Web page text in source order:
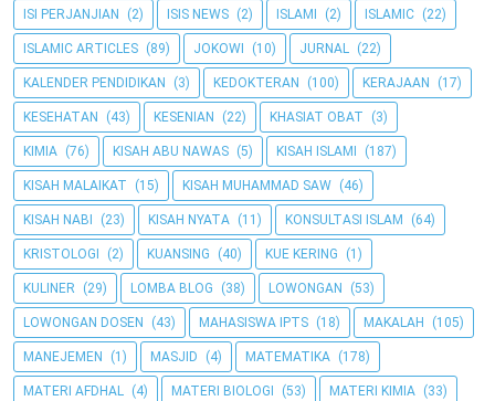
ISI PERJANJIAN (2) ISIS NEWS (2) ISLAMI (2) ISLAMIC (22)
ISLAMIC ARTICLES (89) JOKOWI (10) JURNAL (22)
KALENDER PENDIDIKAN (3) KEDOKTERAN (100) KERAJAAN (17)
KESEHATAN (43) KESENIAN (22) KHASIAT OBAT (3)
KIMIA (76) KISAH ABU NAWAS (5) KISAH ISLAMI (187)
KISAH MALAIKAT (15) KISAH MUHAMMAD SAW (46)
KISAH NABI (23) KISAH NYATA (11) KONSULTASI ISLAM (64)
KRISTOLOGI (2) KUANSING (40) KUE KERING (1)
KULINER (29) LOMBA BLOG (38) LOWONGAN (53)
LOWONGAN DOSEN (43) MAHASISWA IPTS (18) MAKALAH (105)
MANEJEMEN (1) MASJID (4) MATEMATIKA (178)
MATERI AFDHAL (4) MATERI BIOLOGI (53) MATERI KIMIA (33)